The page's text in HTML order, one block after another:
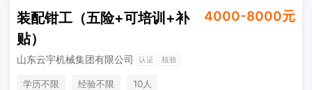
装配钳工（五险+可培训+补
贴）
4000-8000元
山东云宇机械集团有限公司 认证 核验
学历不限 经验不限 10人